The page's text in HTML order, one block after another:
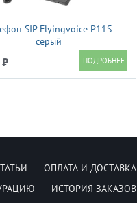
SIP Flyingvoice P11S
серый
₽
ОПЛАТА И ДОСТАВКА
ИСТОРИЯ ЗАКАЗОВ